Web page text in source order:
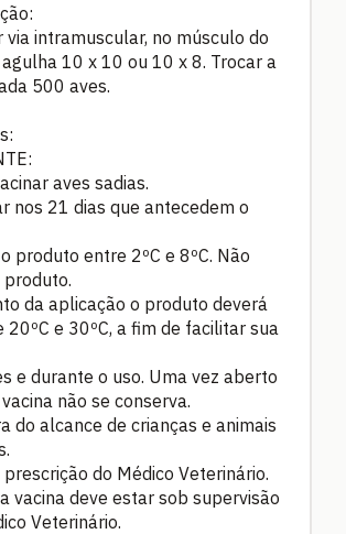
via intramuscular, no músculo do
10 x 10 ou 10 x 8. Trocar a
500 aves.
aves sadias.
nos 21 dias que antecedem o
produto entre 2ºC e 8ºC. Não
da aplicação o produto deverá
e 30ºC, a fim de facilitar sua
e durante o uso. Uma vez aberto
não se conserva.
do alcance de crianças e animais
do Médico Veterinário.
vacina deve estar sob supervisão
Veterinário.